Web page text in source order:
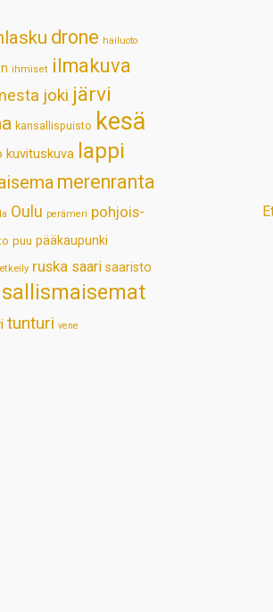
drone hailuoto
ihmiset ilmakuva
joki järvi
kansallispuisto kesä
kuvituskuva lappi
merenranta
Oulu perämeri pohjois-
puu pääkaupunki
ruska saari saaristo
tunturi vene